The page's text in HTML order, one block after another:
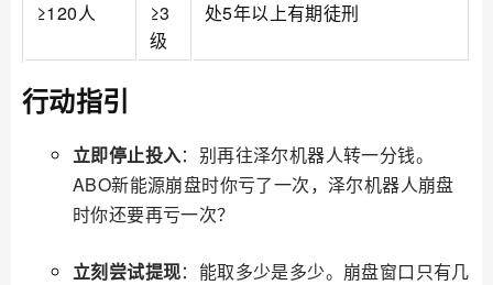
≥120人
≥3
级
处5年以上有期徒刑
行动指引
立即停止投入：别再往泽尔机器人转一分钱。
ABO新能源崩盘时你亏了一次，泽尔机器人崩盘
时你还要再亏一次？
立刻尝试提现：能取多少是多少。崩盘窗口只有几